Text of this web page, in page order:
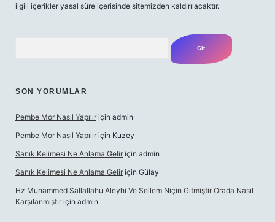
ilgili içerikler yasal süre içerisinde sitemizden kaldırılacaktır.
SON YORUMLAR
Pembe Mor Nasıl Yapılır için admin
Pembe Mor Nasıl Yapılır için Kuzey
Sanık Kelimesi Ne Anlama Gelir için admin
Sanık Kelimesi Ne Anlama Gelir için Gülay
Hz Muhammed Sallallahu Aleyhi Ve Sellem Niçin Gitmiştir Orada Nasıl
Karşılanmıştır için admin